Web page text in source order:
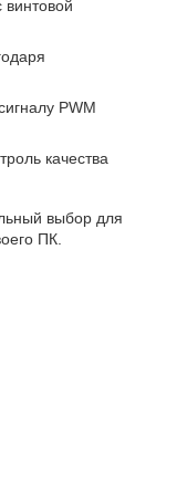
PWM
качества
выбор для
ПК.